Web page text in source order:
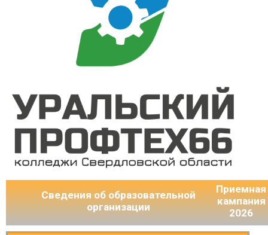
Сведения об образовательной
организации
Приемная
кампания
2026